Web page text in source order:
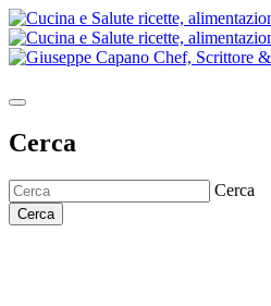
Cerca
Cerca
Cerca